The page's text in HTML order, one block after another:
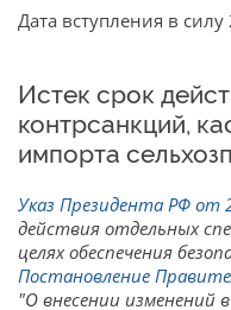
Дата вступления в
Истек срок
контрсанкций,
импорта
Указ Президента РФ от
действия отдельных
целях обеспечения
Постановление
"О внесении изменений